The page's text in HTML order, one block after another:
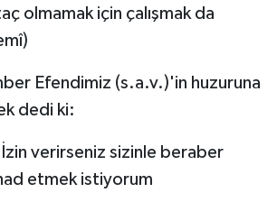
olmamak için çalışmak da
Efendimiz (s.a.v.)'in huzuruna
dedi ki:
İzin verirseniz sizinle beraber
etmek istiyorum